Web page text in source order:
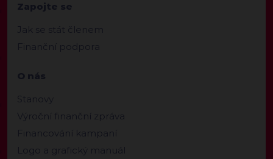
Zapojte se
Jak se stát členem
Finanční podpora
O nás
Stanovy
Výroční finanční zpráva
Financování kampaní
Logo a grafický manuál